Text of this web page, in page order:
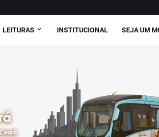
LEITURAS INSTITUCIONAL SEJA UM